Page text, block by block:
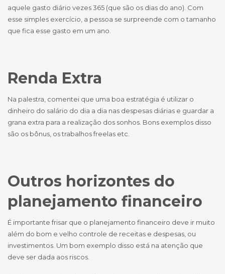
aquele gasto diário vezes 365 (que são os dias do ano). Com
esse simples exercício, a pessoa se surpreende com o tamanho
que fica esse gasto em um ano.
Renda Extra
Na palestra, comentei que uma boa estratégia é utilizar o
dinheiro do salário do dia a dia nas despesas diárias e guardar a
grana extra para a realização dos sonhos. Bons exemplos disso
são os bônus, os trabalhos freelas etc.
Outros horizontes do
planejamento financeiro
É importante frisar que o planejamento financeiro deve ir muito
além do bom e velho controle de receitas e despesas, ou
investimentos. Um bom exemplo disso está na atenção que
deve ser dada aos riscos.